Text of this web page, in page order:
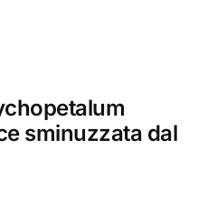
sminuzzata dal